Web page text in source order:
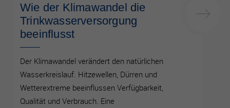
Wie der Klimawandel die
Trinkwasserversorgung
beeinflusst
Der Klimawandel verändert den natürlichen
Wasserkreislauf. Hitzewellen, Dürren und
Wetterextreme beeinflussen Verfügbarkeit,
Qualität und Verbrauch. Eine